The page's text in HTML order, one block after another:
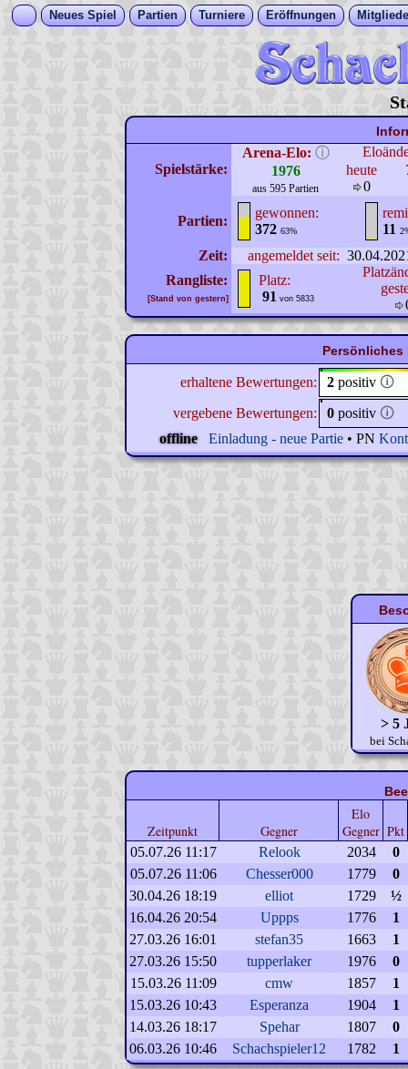
Neues Spiel Partien Turniere Eröffnungen
Spielstärke:
Arena-Elo: ⓘ
1976
aus 595 Partien
heute
0
Partien:
gewonnen:
372 63%
11
Zeit: angemeldet seit:
Rangliste:
[Stand von gestern]
Platz:
91 von 5833
Persönliches
erhaltene Bewertungen: 2 positiv 🛈
vergebene Bewertungen:
0 positiv 🛈
offline
Einladung - neue Partie • PN
> 5
bei
Zeitpunkt Gegner
Elo
Gegner Pkt
05.07.26 11:17 Relook 2034
0
05.07.26 11:06
Chesser000 1779
0
30.04.26 18:19
elliot 1729
½
16.04.26 20:54
Uppps 1776
1
27.03.26 16:01
stefan35 1663
1
27.03.26 15:50
tupperlaker 1976
0
15.03.26 11:09
cmw 1857
1
15.03.26 10:43
Esperanza 1904
1
14.03.26 18:17
Spehar 1807
0
06.03.26 10:46
Schachspieler12 1782 1